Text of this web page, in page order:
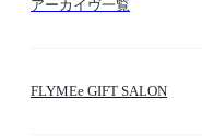
アーカイヴ一覧
FLYMEe GIFT SALON